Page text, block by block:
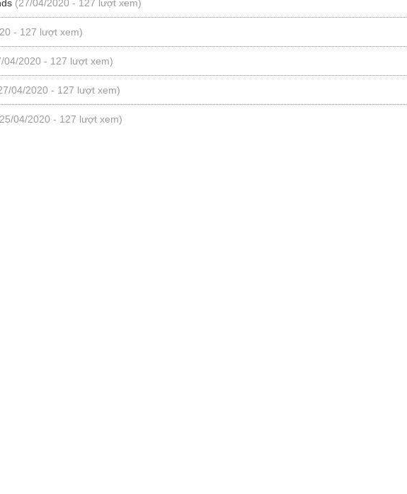
(27/04/2020 - 127 lượt xem)
- 127 lượt xem)
04/2020 - 127 lượt xem)
04/2020 - 127 lượt xem)
04/2020 - 127 lượt xem)